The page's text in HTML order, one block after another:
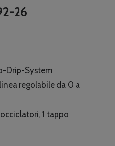
26
Drip-System
regolabile da 0 a
1 tappo